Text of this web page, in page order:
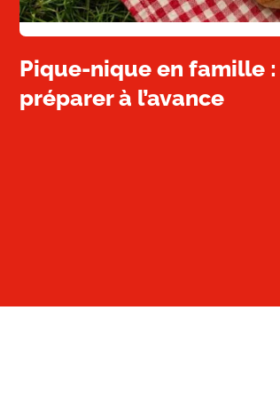
Pique-nique en famille
préparer à l’avance